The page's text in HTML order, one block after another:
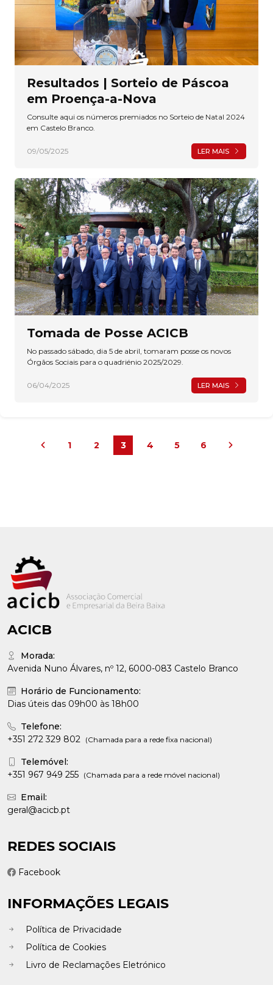
Resultados | Sorteio de Páscoa
em Proença-a-Nova
Consulte aqui os números premiados no Sorteio de Natal 2024
em Castelo Branco.
09/05/2025 LER MAIS
Tomada de Posse ACICB
No passado sábado, dia 5 de abril, tomaram posse os novos
Órgãos Sociais para o quadriénio 2025/2029.
06/04/2025 LER MAIS
1 2 3 4 5 6
ACICB
Morada:
Avenida Nuno Álvares, nº 12, 6000-083 Castelo Branco
Horário de Funcionamento:
Dias úteis das 09h00 às 18h00
Telefone:
+351 272 329 802 (Chamada para a rede fixa nacional)
Telemóvel:
+351 967 949 255 (Chamada para a rede móvel nacional)
Email:
geral@acicb.pt
REDES SOCIAIS
Facebook
INFORMAÇÕES LEGAIS
Política de Privacidade
Política de Cookies
Livro de Reclamações Eletrónico